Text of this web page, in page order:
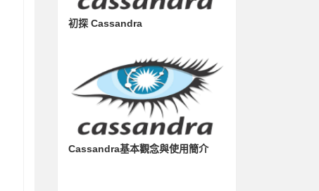
初探 Cassandra
Cassandra基本觀念與使用簡介